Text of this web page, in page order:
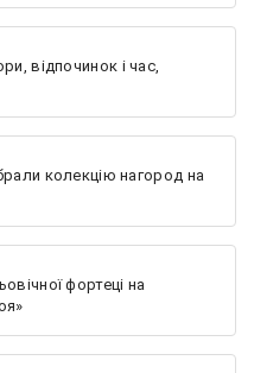
відпочинок і час,
колекцію нагород на
фортеці на